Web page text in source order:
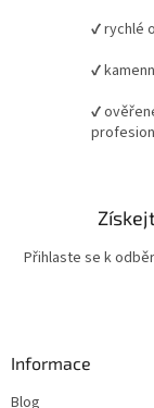
✔ rychlé
✔
✔
Přihlaste se k
Informace
Blog